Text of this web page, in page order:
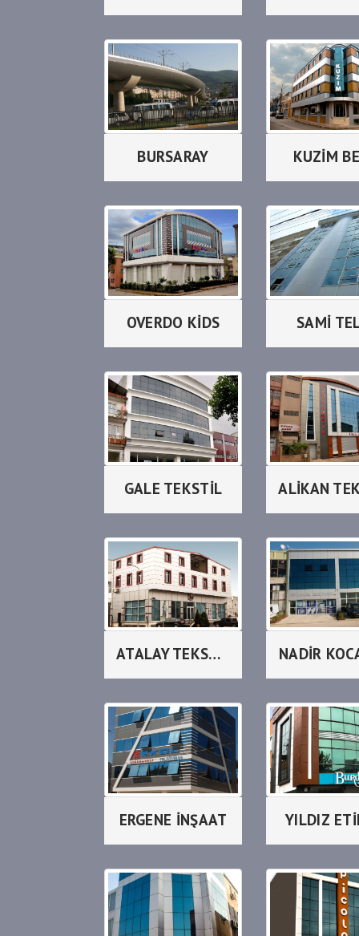
BURSARAY KUZİM
OVERDO KİDS SAMİ
GALE TEKSTİL ALİKAN
ATALAY TEKSTİL_LİLAX NADİR
ERGENE İNŞAAT YILDIZ